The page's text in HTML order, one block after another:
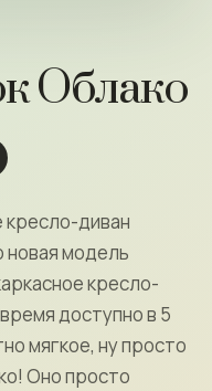
Облако
кресло-диван
модель
кресло-
доступно в 5
мягкое, ну просто
Оно просто